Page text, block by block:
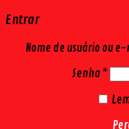
Entrar
Nome de usuário ou
Senha *